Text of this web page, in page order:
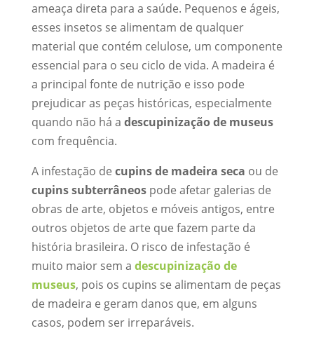
ameaça direta para a saúde. Pequenos e ágeis,
esses insetos se alimentam de qualquer
material que contém celulose, um componente
essencial para o seu ciclo de vida. A madeira é
a principal fonte de nutrição e isso pode
prejudicar as peças históricas, especialmente
quando não há a descupinização de museus
com frequência.
A infestação de cupins de madeira seca ou de
cupins subterrâneospode afetar galerias de
obras de arte, objetos e móveis antigos, entre
outros objetos de arte que fazem parte da
história brasileira. O risco de infestação é
muito maior sem a descupinização de
museus, pois os cupins se alimentam de peças
de madeira e geram danos que, em alguns
casos, podem ser irreparáveis.